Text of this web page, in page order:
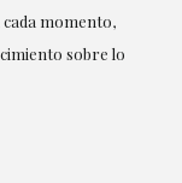
momento,
sobre lo